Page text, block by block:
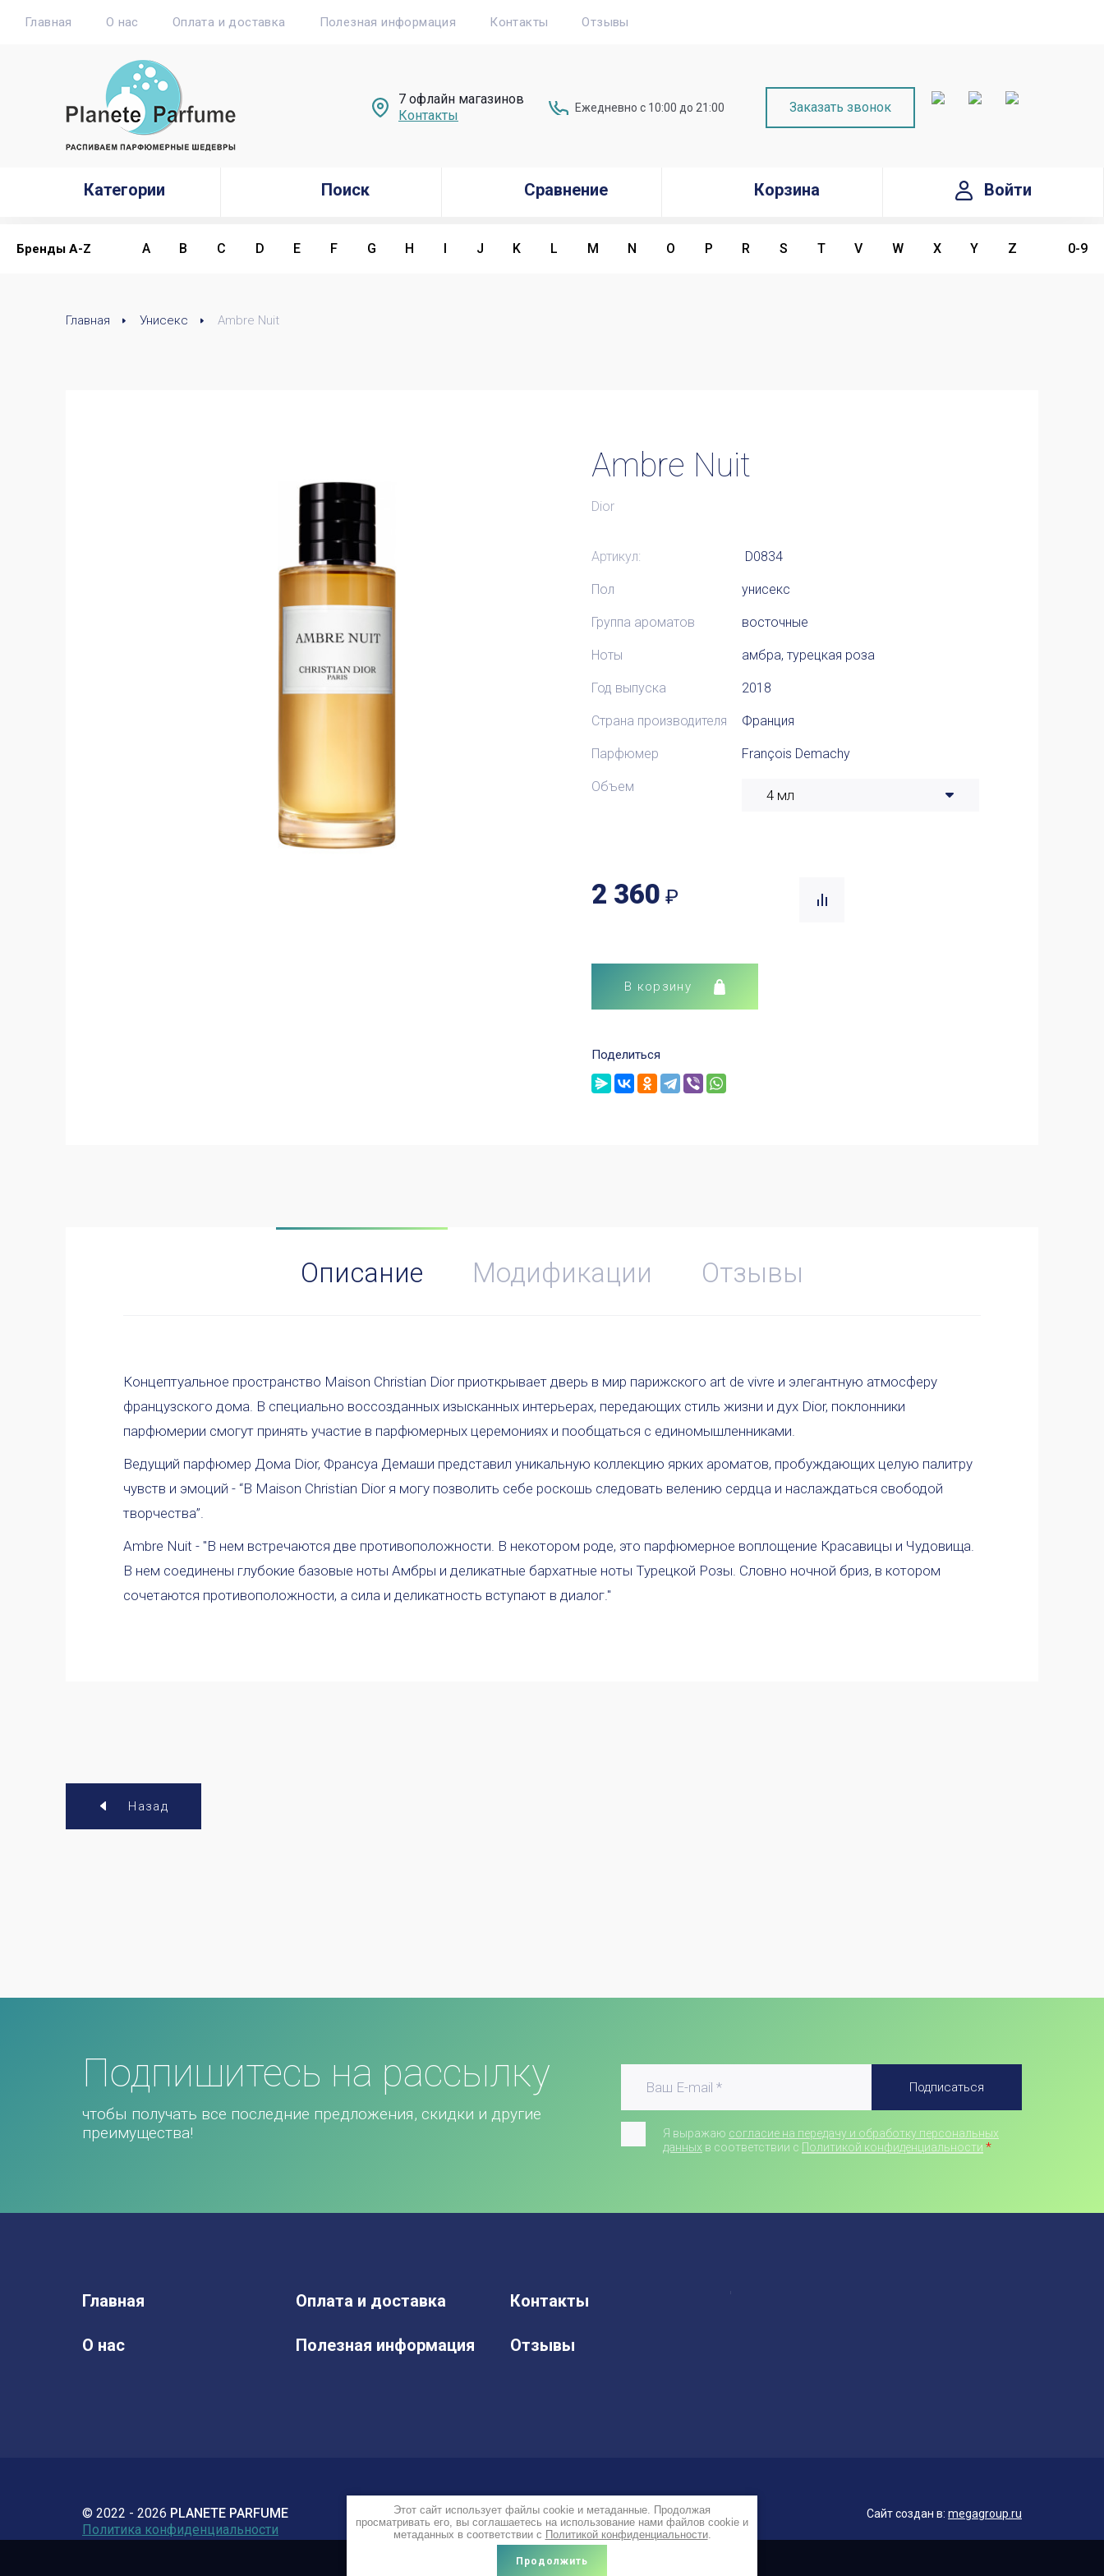
Главная О нас Оплата и доставка Полезная информация Контакты Отзывы
7 офлайн магазинов
Контакты
Ежедневно с 10:00 до 21:00 Заказать звонок
Категории Поиск Сравнение Корзина Войти
Бренды A-Z 0-9
A B C D E F G H I J K L M N O P R S T V W X Y Z
Главная Унисекс Ambre Nuit
Ambre Nuit
Dior
Артикул: D0834
Пол унисекс
Группа ароматов восточные
Ноты амбра, турецкая роза
Год выпуска 2018
Страна производителя Франция
Парфюмер François Demachy
Объем
2 360 ₽
В корзину
Поделиться
Описание Модификации Отзывы
Концептуальное пространство Maison Christian Dior приоткрывает дверь в мир парижского art de vivre и элегантную атмосферу
французского дома. В специально воссозданных изысканных интерьерах, передающих стиль жизни и дух Dior, поклонники
парфюмерии смогут принять участие в парфюмерных церемониях и пообщаться с единомышленниками.
Ведущий парфюмер Дома Dior, Франсуа Демаши представил уникальную коллекцию ярких ароматов, пробуждающих целую палитру
чувств и эмоций - “В Maison Christian Dior я могу позволить себе роскошь следовать велению сердца и наслаждаться свободой
творчества”.
Ambre Nuit - "В нем встречаются две противоположности. В некотором роде, это парфюмерное воплощение Красавицы и Чудовища.
В нем соединены глубокие базовые ноты Амбры и деликатные бархатные ноты Турецкой Розы. Словно ночной бриз, в котором
сочетаются противоположности, а сила и деликатность вступают в диалог."
Назад
0
Подпишитесь на рассылку
чтобы получать все последние предложения, скидки и другие
преимущества!
Я выражаю согласие на передачу и обработку персональных
данных в соответствии с Политикой конфиденциальности *
Подписаться
Главная
О нас
Оплата и доставка
Полезная информация
Контакты
Отзывы
© 2022 - 2026 PLANETE PARFUME
Политика конфиденциальности
Сайт создан в: megagroup.ru
Этот сайт использует файлы cookie и метаданные. Продолжая
просматривать его, вы соглашаетесь на использование нами файлов cookie и
метаданных в соответствии с Политикой конфиденциальности.
Продолжить